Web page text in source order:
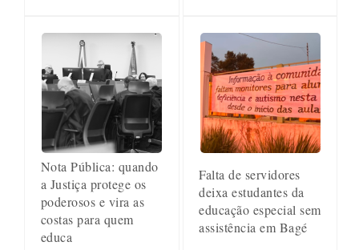
Nota Pública: quando
a Justiça protege os
poderosos e vira as
costas para quem
educa
Falta de servidores
deixa estudantes da
educação especial sem
assistência em Bagé